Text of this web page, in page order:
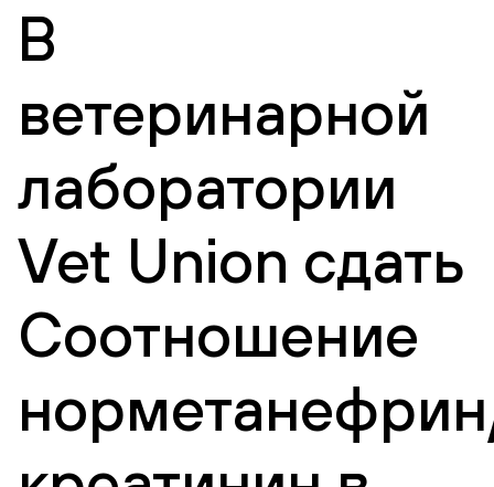
В
ветеринарной
лаборатории
Vet Union сдать
Соотношение